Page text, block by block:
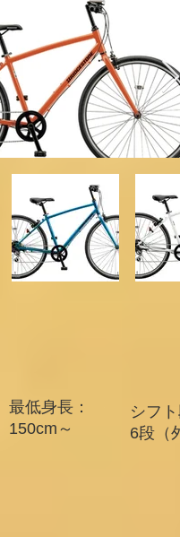
最低身長：
150cm～​
シフ
6段（